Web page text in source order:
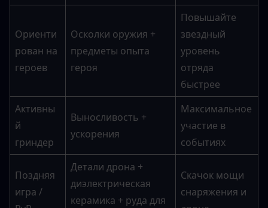
Ориенти
рован на
героев
Осколки оружия +
предметы опыта
героя
Повышайте
звездный
уровень
отряда
быстрее
Активны
й
гриндер
Выносливость +
ускорения
Максимальное
участие в
событиях
Поздняя
игра /
Детали дрона +
диэлектрическая
керамика + руда для
Скачок мощи
снаряжения и